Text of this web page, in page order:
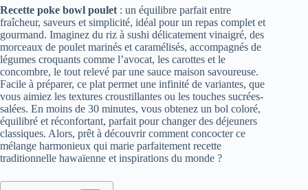
Recette poke bowl poulet : un équilibre parfait entre
fraîcheur, saveurs et simplicité, idéal pour un repas complet et
gourmand. Imaginez du riz à sushi délicatement vinaigré, des
morceaux de poulet marinés et caramélisés, accompagnés de
légumes croquants comme l’avocat, les carottes et le
concombre, le tout relevé par une sauce maison savoureuse.
Facile à préparer, ce plat permet une infinité de variantes, que
vous aimiez les textures croustillantes ou les touches sucrées-
salées. En moins de 30 minutes, vous obtenez un bol coloré,
équilibré et réconfortant, parfait pour changer des déjeuners
classiques. Alors, prêt à découvrir comment concocter ce
mélange harmonieux qui marie parfaitement recette
traditionnelle hawaïenne et inspirations du monde ?